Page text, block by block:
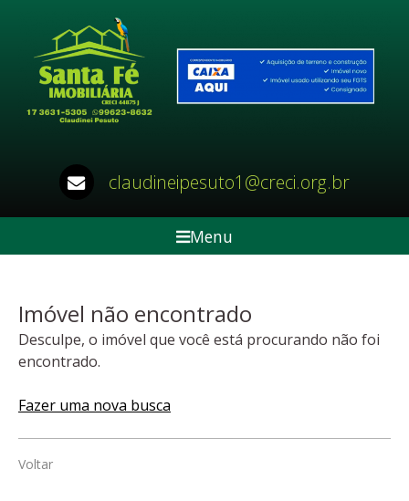
claudineipesuto1@creci.org.br
Menu
Imóvel não encontrado
Desculpe, o imóvel que você está procurando não foi
encontrado.
Fazer uma nova busca
Voltar